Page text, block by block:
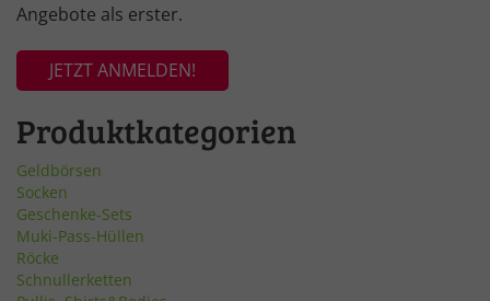
Angebote als erster.
JETZT ANMELDEN!
Produktkategorien
Geldbörsen
Socken
Geschenke-Sets
Muki-Pass-Hüllen
Röcke
Schnullerketten